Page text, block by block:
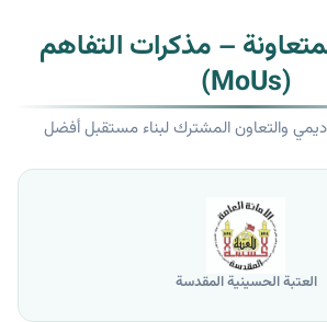
– مذكرات التفاهم
(MoUs)
والتعاون المشترك لبناء مستقبل أفضل
العتبة الحسينية المقدسة